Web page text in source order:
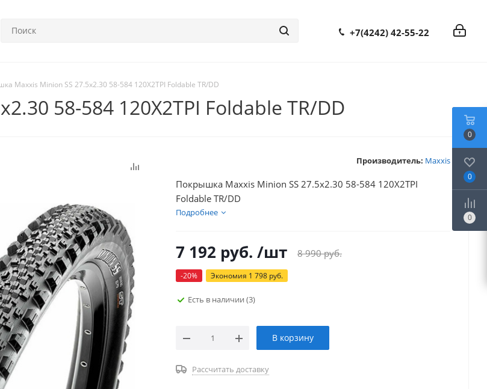
+7(4242) 42-55-22
Maxxis Minion SS 27.5x2.30 58-584 120X2TPI Foldable TR/DD
58-584 120X2TPI Foldable TR/DD
Производитель: Maxxis
Покрышка Maxxis Minion SS 27.5x2.30 58-584 120X2TPI
Foldable TR/DD
Подробнее
7 192 руб. /шт 8 990руб.
-20% Экономия 1 798 руб.
Есть в наличии (3)
В корзину
Рассчитать доставку
0
0
0